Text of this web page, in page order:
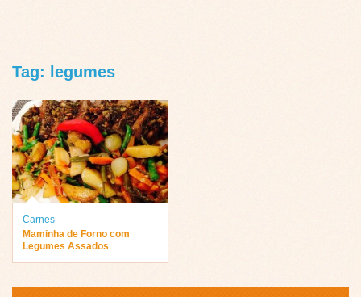
Tag: legumes
Carnes
Maminha de Forno com
Legumes Assados